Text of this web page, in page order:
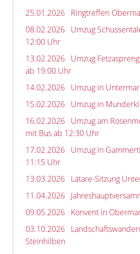
25.01.2026
Ringtreffen
08.02.2026
Umzug
12:00 Uhr
13.02.2026
Umzug
ab 19:00 Uhr
14.02.2026
Umzug in
15.02.2026
Umzug in
16.02.2026
Umzug am
mit Bus ab 12:30 Uhr
17.02.2026
Umzug in
11:15 Uhr
13.03.2026
Lätare-Sitzung
11.04.2026
09.05.2026
Konvent in
03.10.2026
Steinhilben